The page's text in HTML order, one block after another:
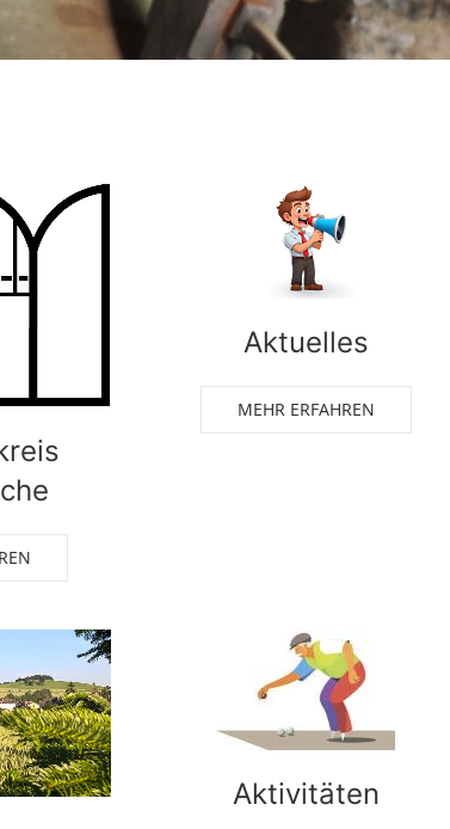
Aktuelles
MEHR ERFAHREN
Aktivitäten